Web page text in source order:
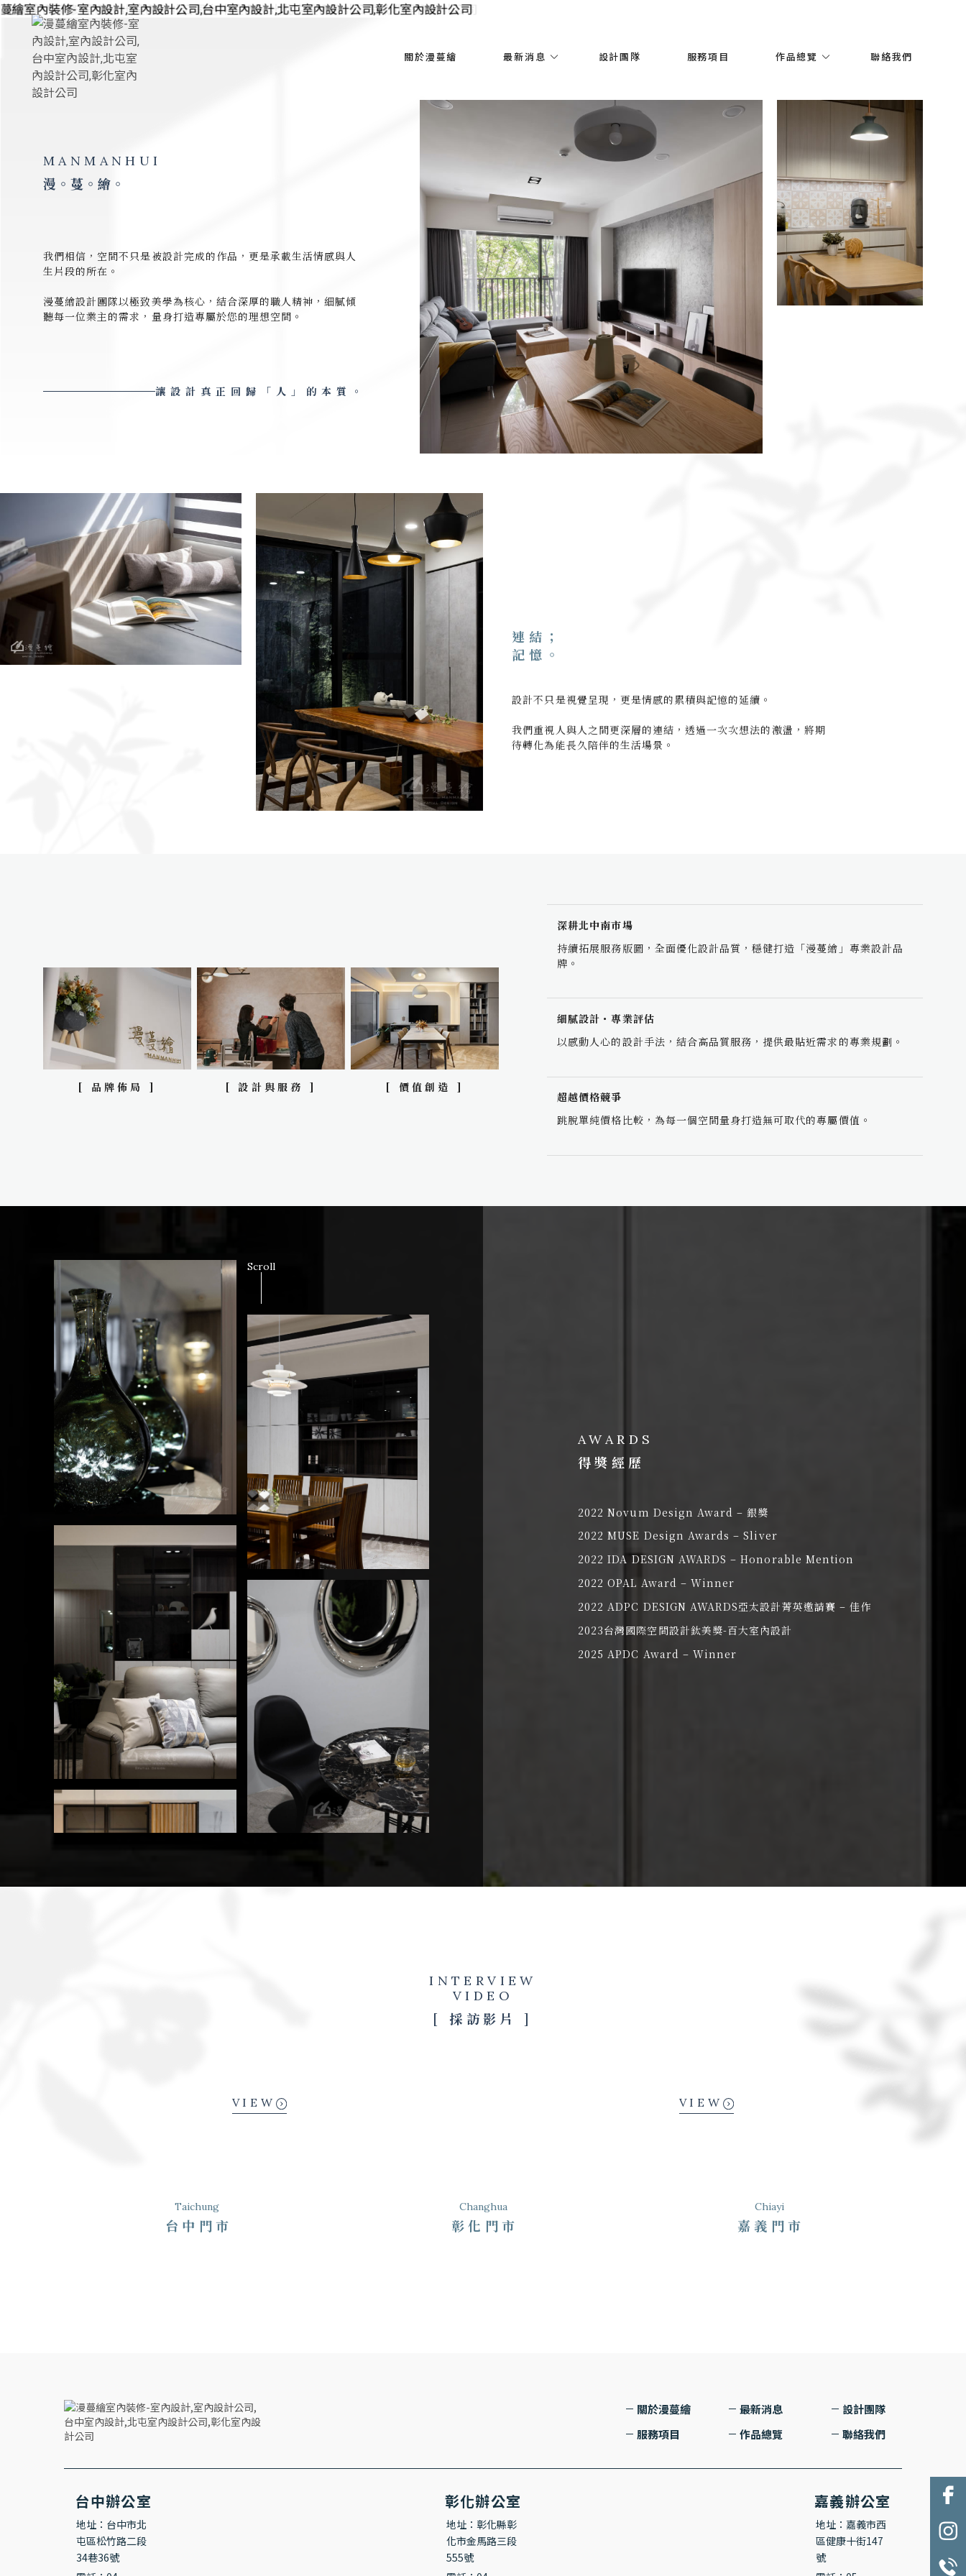
關於漫蔓繪 最新消息 設計團隊 服務項目 作品總覽 聯絡我們
室內設計
台中室內設計
北屯室內設計
彰化室內設計
室內設計推薦
MANMANHUI
漫。蔓。繪。
我們相信，空間不只是被設計完成的作品，更是承載生活情感與人
生片段的所在。
漫蔓繪設計團隊以極致美學為核心，結合深厚的職人精神，細膩傾
聽每一位業主的需求，量身打造專屬於您的理想空間。
讓設計真正回歸「人」的本質。
連結；
記憶。
設計不只是視覺呈現，更是情感的累積與記憶的延續。
我們重視人與人之間更深層的連結，透過一次次想法的激盪，將期
待轉化為能長久陪伴的生活場景。
[ 品牌佈局 ] [ 設計與服務 ] [ 價值創造 ]
深耕北中南市場
持續拓展服務版圖，全面優化設計品質，穩健打造「漫蔓繪」專業設計品
牌。
細膩設計・專業評估
以感動人心的設計手法，結合高品質服務，提供最貼近需求的專業規劃。
超越價格競爭
跳脫單純價格比較，為每一個空間量身打造無可取代的專屬價值。
AWARDS
得獎經歷
2022 Novum Design Award – 銀獎
2022 MUSE Design Awards – Sliver
2022 IDA DESIGN AWARDS – Honorable Mention
2022 OPAL Award – Winner
2022 ADPC DESIGN AWARDS亞太設計菁英邀請賽 – 佳作
2023台灣國際空間設計鈦美獎-百大室內設計
2025 APDC Award – Winner
Scroll
INTERVIEW
VIDEO
[ 採訪影片 ]
VIEW VIEW
Taichung
台中門市
Changhua
彰化門市
Chiayi
嘉義門市
關於漫蔓繪 最新消息
設計團隊
服務項目
作品總覽 聯絡我們
台中辦公室
地址：台中市北
屯區松竹路二段
34巷36號
彰化辦公室
地址：彰化縣彰
化市金馬路三段
555號
嘉義辦公室
地址：嘉義市西
區健康十街147
號